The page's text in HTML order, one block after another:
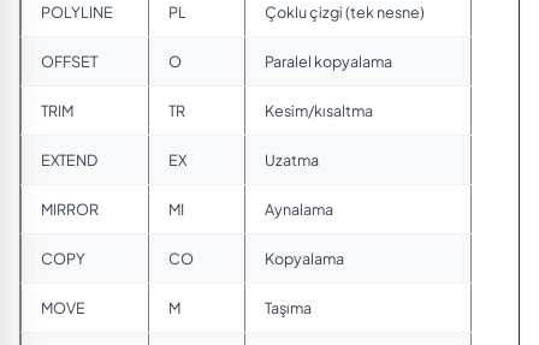
POLYLINE PL Çoklu çizgi (tek nesne)
OFFSET O Paralel kopyalama
TRIM TR Kesim/kısaltma
EXTEND EX Uzatma
MIRROR MI Aynalama
COPY CO Kopyalama
MOVE M Taşıma